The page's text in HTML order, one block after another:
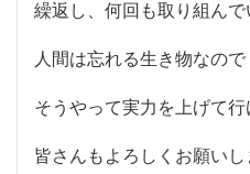
繰返し、何回も取り組んで
人間は忘れる生き物なので
そうやって実力を上げて行
皆さんもよろしくお願いし